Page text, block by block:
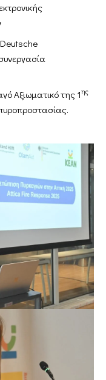
Αξιωματικό της 1ης